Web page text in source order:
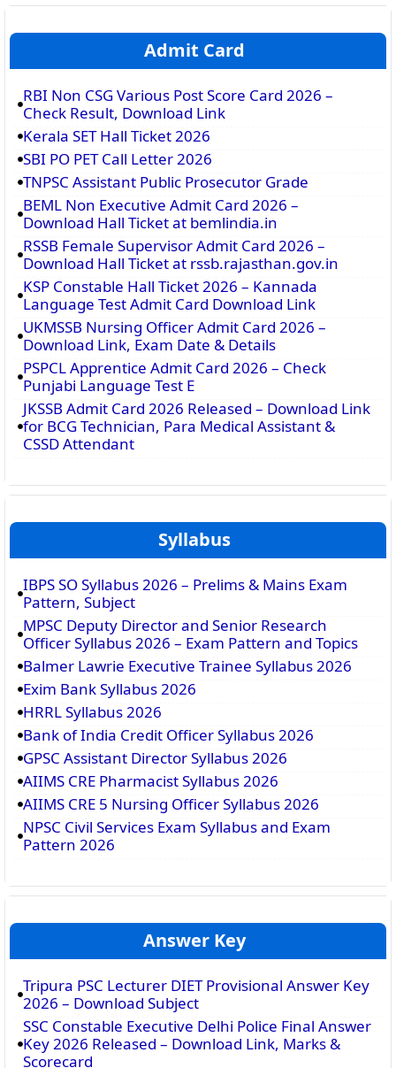
Admit Card
RBI Non CSG Various Post Score Card 2026 –
Check Result, Download Link
Kerala SET Hall Ticket 2026
SBI PO PET Call Letter 2026
TNPSC Assistant Public Prosecutor Grade
BEML Non Executive Admit Card 2026 –
Download Hall Ticket at bemlindia.in
RSSB Female Supervisor Admit Card 2026 –
Download Hall Ticket at rssb.rajasthan.gov.in
KSP Constable Hall Ticket 2026 – Kannada
Language Test Admit Card Download Link
UKMSSB Nursing Officer Admit Card 2026 –
Download Link, Exam Date & Details
PSPCL Apprentice Admit Card 2026 – Check
Punjabi Language Test E
JKSSB Admit Card 2026 Released – Download Link
for BCG Technician, Para Medical Assistant &
CSSD Attendant
Syllabus
IBPS SO Syllabus 2026 – Prelims & Mains Exam
Pattern, Subject
MPSC Deputy Director and Senior Research
Officer Syllabus 2026 – Exam Pattern and Topics
Balmer Lawrie Executive Trainee Syllabus 2026
Exim Bank Syllabus 2026
HRRL Syllabus 2026
Bank of India Credit Officer Syllabus 2026
GPSC Assistant Director Syllabus 2026
AIIMS CRE Pharmacist Syllabus 2026
AIIMS CRE 5 Nursing Officer Syllabus 2026
NPSC Civil Services Exam Syllabus and Exam
Pattern 2026
Answer Key
Tripura PSC Lecturer DIET Provisional Answer Key
2026 – Download Subject
SSC Constable Executive Delhi Police Final Answer
Key 2026 Released – Download Link, Marks &
Scorecard